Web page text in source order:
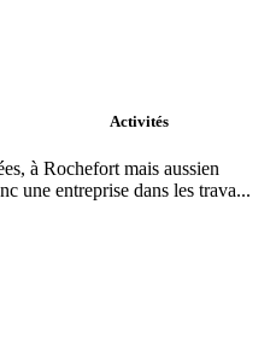
Activités
à Rochefort mais aussien
une entreprise dans les trava...